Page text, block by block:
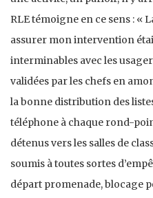
RLE témoigne en ce sens : «
assurer mon intervention
interminables avec les
validées par les chefs en
la bonne distribution des
téléphone à chaque rond-
détenus vers les salles de
soumis à toutes sortes
départ promenade, blocage